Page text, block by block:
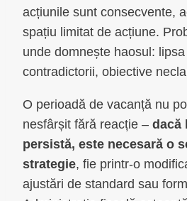
acțiunile sunt consecvente,
spațiu limitat de acțiune.
unde domnește haosul:
contradictorii, obiective
O perioadă de vacanță nu
nesfârșit fără reacție – dacă
persistă, este necesară o
strategie, fie printr-o
ajustări de standard sau